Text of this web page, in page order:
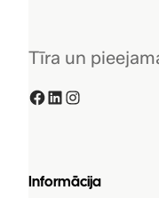
Tīra un
Facebook LinkedIn Instagram
Informācija